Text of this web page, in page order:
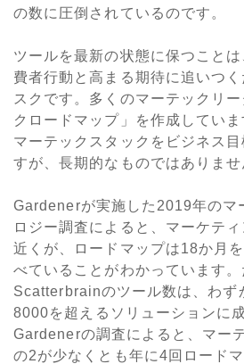
の数に圧倒されているのです。
ツールを最新の状態に保つこと
費者行動と高まる期待に追いつ
スクです。多くのマーテックリ
クロードマップ」を作成してい
マーテックスタックをビジネス
すが、長期的なものではありませ
Gardenerが実施した2019年のマ
ロジー調査によると、マーケテ
近くが、ロードマップは18か月
べていることがわかっています。
Scatterbrainのツール数は、わず
8000を超えるソリューションに
Gardenerの調査によると、マー
の2が少なくとも年に4回ロード